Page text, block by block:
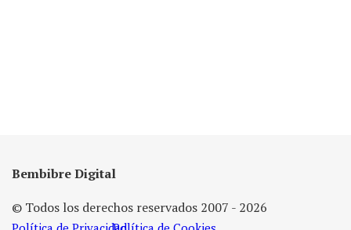
Bembibre Digital
© Todos los derechos reservados 2007 - 2026